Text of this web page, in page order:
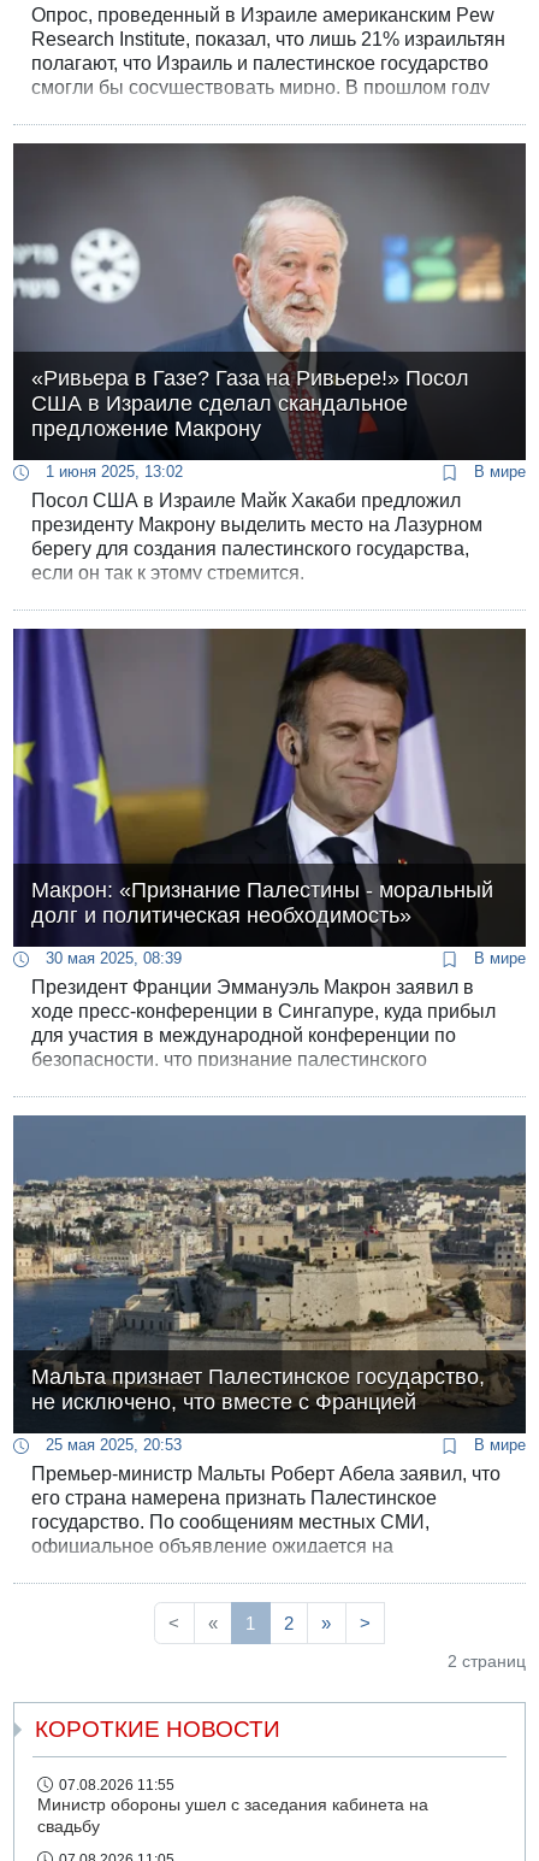
Опрос, проведенный в Израиле американским Pew
Research Institute, показал, что лишь 21% израильтян
полагают, что Израиль и палестинское государство
смогли бы сосуществовать мирно. В прошлом году
«Ривьера в Газе? Газа на Ривьере!» Посол
США в Израиле сделал скандальное
предложение Макрону
1 июня 2025, 13:02 В мире
Посол США в Израиле Майк Хакаби предложил
президенту Макрону выделить место на Лазурном
берегу для создания палестинского государства,
если он так к этому стремится.
Макрон: «Признание Палестины - моральный
долг и политическая необходимость»
30 мая 2025, 08:39 В мире
Президент Франции Эммануэль Макрон заявил в
ходе пресс-конференции в Сингапуре, куда прибыл
для участия в международной конференции по
безопасности, что признание палестинского
Мальта признает Палестинское государство,
не исключено, что вместе с Францией
25 мая 2025, 20:53 В мире
Премьер-министр Мальты Роберт Абела заявил, что
его страна намерена признать Палестинское
государство. По сообщениям местных СМИ,
официальное объявление ожидается на
ООН в Нью-Йорке с 17 по 20 июня.
< « 1 2 » >
2 страниц
КОРОТКИЕ НОВОСТИ
07.08.2026 11:55
Министр обороны ушел с заседания кабинета на
свадьбу